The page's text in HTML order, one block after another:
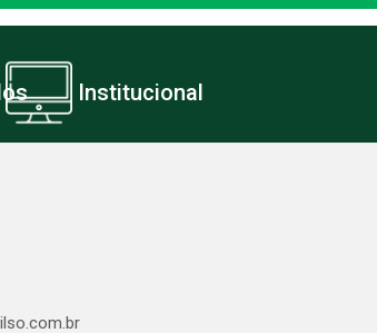
Institucional